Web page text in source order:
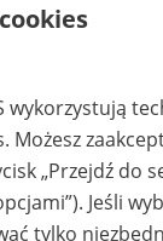
zakładu pracy:
Ukryj wszystkie
wykorzystują
Możesz
„Przejdź do
Jeśli
tylko